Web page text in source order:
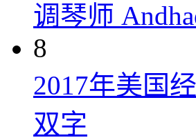
调琴师
8
2017年美国
双字